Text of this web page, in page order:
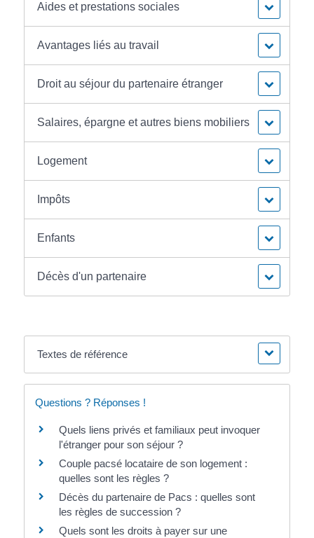
Aides et prestations sociales
Avantages liés au travail
Droit au séjour du partenaire étranger
Salaires, épargne et autres biens mobiliers
Logement
Impôts
Enfants
Décès d'un partenaire
Textes de référence
Questions ? Réponses !
Quels liens privés et familiaux peut invoquer
l'étranger pour son séjour ?
Couple pacsé locataire de son logement :
quelles sont les règles ?
Décès du partenaire de Pacs : quelles sont
les règles de succession ?
Quels sont les droits à payer sur une